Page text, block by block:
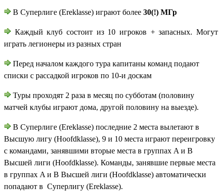
В Суперлиге (Ereklasse) играют более 30(!) МГр
Каждый клуб состоит из 10 игроков + запасных. Могут
играть легионеры из разных стран
Перед началом каждого тура капитаны команд подают
списки с рассадкой игроков по 10-и доскам
Туры проходят 2 раза в месяц по субботам (половину
матчей клубы играют дома, другой половину на выезде).
В Суперлиге (Ereklasse) последние 2 места вылетают в
Высшую лигу (Hoofdklasse), 9 и 10 места играют переигровку
с командами, занявшими вторые места в группах A и B
Высшей лиги (Hoofdklasse). Команды, занявшие первые места
в группах A и B Высшей лиги (Hoofdklasse) автоматически
попадают в Суперлигу (Ereklasse).